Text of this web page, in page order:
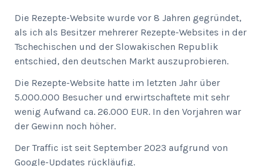
Die Rezepte-Website wurde vor 8 Jahren gegründet,
als ich als Besitzer mehrerer Rezepte-Websites in der
Tschechischen und der Slowakischen Republik
entschied, den deutschen Markt auszuprobieren.
Die Rezepte-Website hatte im letzten Jahr über
5.000.000 Besucher und erwirtschaftete mit sehr
wenig Aufwand ca. 26.000 EUR. In den Vorjahren war
der Gewinn noch höher.
Der Traffic ist seit September 2023 aufgrund von
Google-Updates rückläufig.